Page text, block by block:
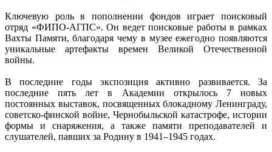
Ключевую роль в пополнении фондов играет поисковый
отряд «ФИПО-АГПС». Он ведет поисковые работы в рамках
Вахты Памяти, благодаря чему в музее ежегодно появляются
уникальные артефакты времен Великой Отечественной
войны.
В последние годы экспозиция активно развивается. За
последние пять лет в Академии открылось 7 новых
постоянных выставок, посвященных блокадному Ленинграду,
советско-финской войне, Чернобыльской катастрофе, истории
формы и снаряжения, а также памяти преподавателей и
слушателей, павших за Родину в 1941–1945 годах.